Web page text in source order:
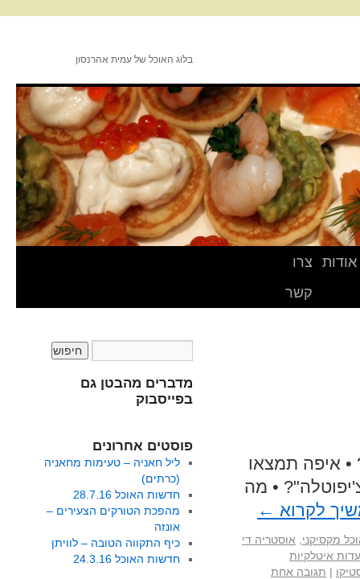
בלוג האוכל של עמית אהרנסון
אודות
צרו
קשר
• איפה תמצאו
• מה
לקרוא ←
מקסיקני
אוסטריה די
איטלקיות
| תגובה אחת
מדברים מהבטן גם
בפייסבוק
פוסטים אחרונים
ליל חאניה – טעימות מחאניה
(כרתים)
חדשות האוכל 28.7.16
מהפכת הטורקים הצעירים –
אונזה
כיף התקווה הטובה – לוויתן
חדשות האוכל 24.3.16